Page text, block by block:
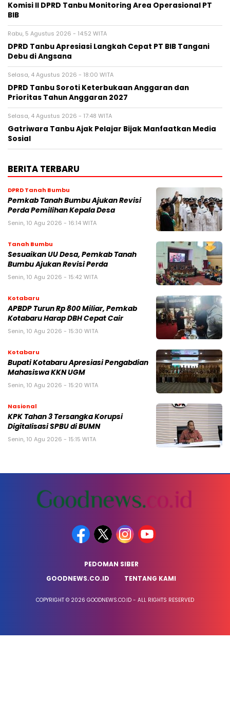
Komisi II DPRD Tanbu Monitoring Area Operasional PT
BIB
Rabu, 5 Agustus 2026 - 14:52 WITA
DPRD Tanbu Apresiasi Langkah Cepat PT BIB Tangani
Debu di Angsana
Selasa, 4 Agustus 2026 - 18:00 WITA
DPRD Tanbu Soroti Keterbukaan Anggaran dan
Prioritas Tahun Anggaran 2027
Selasa, 4 Agustus 2026 - 17:48 WITA
Gatriwara Tanbu Ajak Pelajar Bijak Manfaatkan Media
Sosial
BERITA TERBARU
DPRD Tanah Bumbu
Pemkab Tanah Bumbu Ajukan Revisi
Perda Pemilihan Kepala Desa
Senin, 10 Agu 2026 - 16:14 WITA
Tanah Bumbu
Sesuaikan UU Desa, Pemkab Tanah
Bumbu Ajukan Revisi Perda
Senin, 10 Agu 2026 - 15:42 WITA
Kotabaru
APBDP Turun Rp 800 Miliar, Pemkab
Kotabaru Harap DBH Cepat Cair
Senin, 10 Agu 2026 - 15:30 WITA
Kotabaru
Bupati Kotabaru Apresiasi Pengabdian
Mahasiswa KKN UGM
Senin, 10 Agu 2026 - 15:20 WITA
Nasional
KPK Tahan 3 Tersangka Korupsi
Digitalisasi SPBU di BUMN
Senin, 10 Agu 2026 - 15:15 WITA
PEDOMAN SIBER
GOODNEWS.CO.ID
TENTANG KAMI
COPYRIGHT © 2026 GOODNEWS.CO.ID - ALL RIGHTS RESERVED